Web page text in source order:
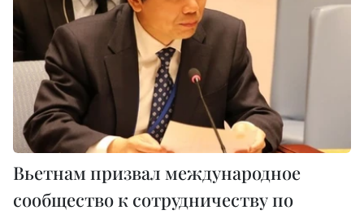
Вьетнам призвал международное
сообщество к сотрудничеству по